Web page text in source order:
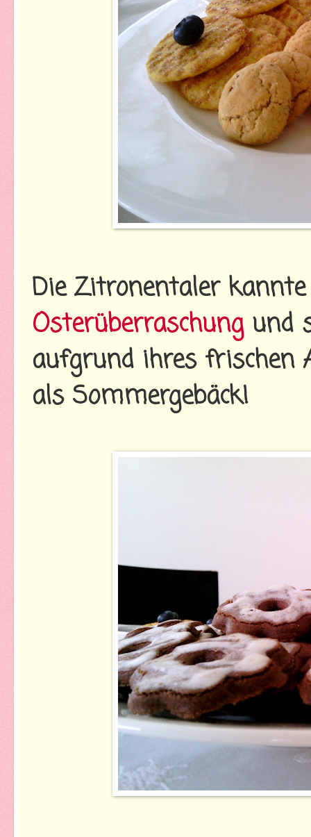
Die Zitronentaler
Osterüberraschungund
aufgrund ihres frischen
als Sommergebäck!